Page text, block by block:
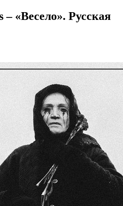
«Весело». Русская